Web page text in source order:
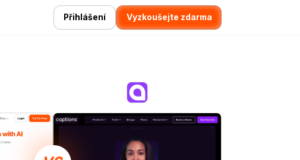
Přihlášení Vyzkoušejte zdarma